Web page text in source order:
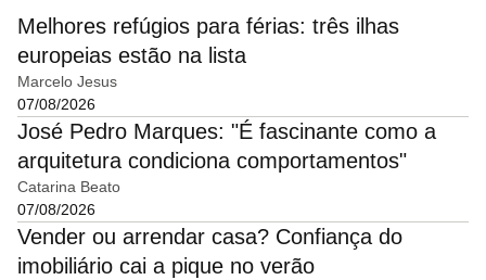
Melhores refúgios para férias: três ilhas
europeias estão na lista
Marcelo Jesus
07/08/2026
José Pedro Marques: "É fascinante como a
arquitetura condiciona comportamentos"
Catarina Beato
07/08/2026
Vender ou arrendar casa? Confiança do
imobiliário cai a pique no verão